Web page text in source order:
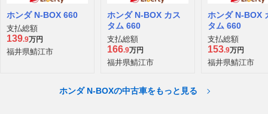
ホンダ N-BOX 660
支払総額
139.9万円
福井県鯖江市
ホンダ N-BOX カス
タム 660
支払総額
166.9万円
福井県鯖江市
ホンダ N-BOX
タム 660
支払総額
153.9万円
福井県鯖江市
ホンダ N-BOXの中古車をもっと見る